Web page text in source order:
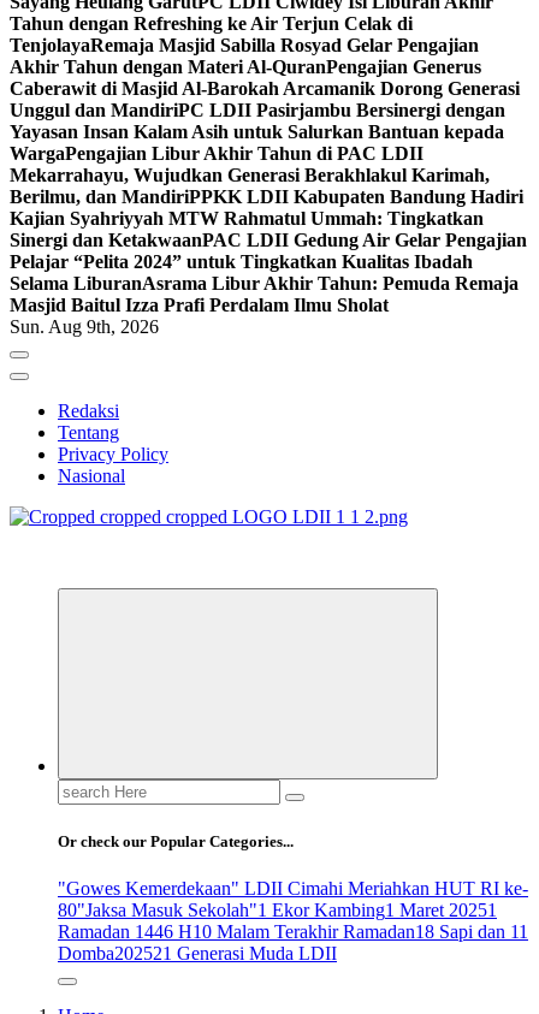
Tahun dengan Refreshing ke Air Terjun Celak di
TenjolayaRemaja Masjid Sabilla Rosyad Gelar Pengajian
Akhir Tahun dengan Materi Al-QuranPengajian Generus
Caberawit di Masjid Al-Barokah Arcamanik Dorong Generasi
Unggul dan MandiriPC LDII Pasirjambu Bersinergi dengan
Yayasan Insan Kalam Asih untuk Salurkan Bantuan kepada
WargaPengajian Libur Akhir Tahun di PAC LDII
Mekarrahayu, Wujudkan Generasi Berakhlakul Karimah,
Berilmu, dan MandiriPPKK LDII Kabupaten Bandung Hadiri
Kajian Syahriyyah MTW Rahmatul Ummah: Tingkatkan
Sinergi dan KetakwaanPAC LDII Gedung Air Gelar Pengajian
Pelajar “Pelita 2024” untuk Tingkatkan Kualitas Ibadah
Selama LiburanAsrama Libur Akhir Tahun: Pemuda Remaja
Masjid Baitul Izza Prafi Perdalam Ilmu Sholat
Sun. Aug 9th, 2026
Redaksi
Tentang
Privacy Policy
Nasional
Search
for:
Or check our Popular Categories...
"Gowes Kemerdekaan" LDII Cimahi Meriahkan HUT RI ke-
80"Jaksa Masuk Sekolah"1 Ekor Kambing1 Maret 20251
Ramadan 1446 H10 Malam Terakhir Ramadan18 Sapi dan 11
Domba202521 Generasi Muda LDII